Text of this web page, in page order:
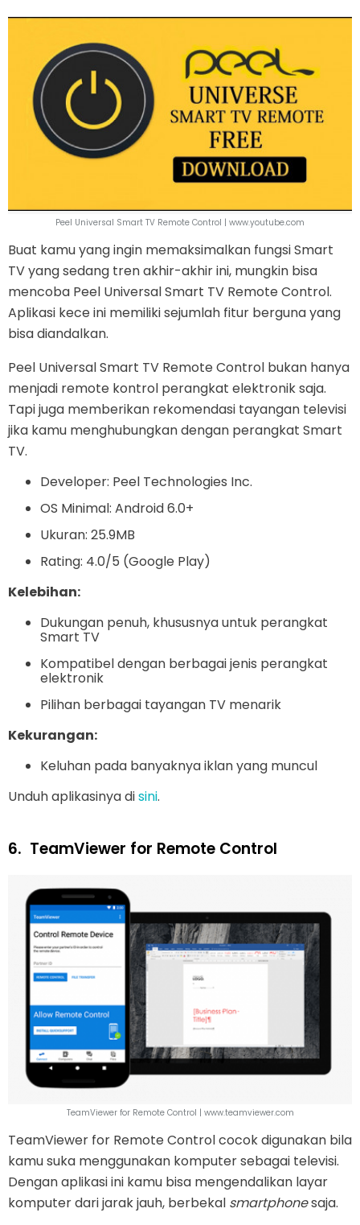
Peel Universal Smart TV Remote Control | www.youtube.com
Buat kamu yang ingin memaksimalkan fungsi Smart
TV yang sedang tren akhir-akhir ini, mungkin bisa
mencoba Peel Universal Smart TV Remote Control.
Aplikasi kece ini memiliki sejumlah fitur berguna yang
bisa diandalkan.
Peel Universal Smart TV Remote Control bukan hanya
menjadi remote kontrol perangkat elektronik saja.
Tapi juga memberikan rekomendasi tayangan televisi
jika kamu menghubungkan dengan perangkat Smart
TV.
Developer: Peel Technologies Inc.
OS Minimal: Android 6.0+
Ukuran: 25.9MB
Rating: 4.0/5 (Google Play)
Kelebihan:
Dukungan penuh, khususnya untuk perangkat
Smart TV
Kompatibel dengan berbagai jenis perangkat
elektronik
Pilihan berbagai tayangan TV menarik
Kekurangan:
Keluhan pada banyaknya iklan yang muncul
Unduh aplikasinya disini.
6. TeamViewer for Remote Control
TeamViewer for Remote Control | www.teamviewer.com
TeamViewer for Remote Control cocok digunakan bila
kamu suka menggunakan komputer sebagai televisi.
Dengan aplikasi ini kamu bisa mengendalikan layar
komputer dari jarak jauh, berbekal smartphonesaja.